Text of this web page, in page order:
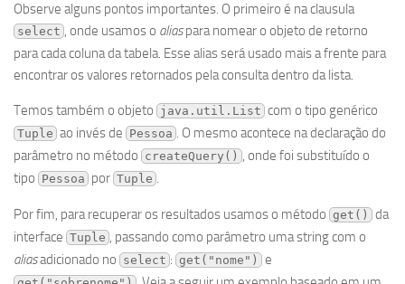
Observe alguns pontos importantes. O primeiro é na clausula
select , onde usamos o aliaspara nomear o objeto de retorno
para cada coluna da tabela. Esse alias será usado mais a frente para
encontrar os valores retornados pela consulta dentro da lista.
Temos também o objeto java.util.List com o tipo genérico
Tuple ao invés de Pessoa . O mesmo acontece na declaração do
parâmetro no método createQuery() , onde foi substituído o
tipo Pessoa por Tuple .
Por fim, para recuperar os resultados usamos o método get()
da
interface Tuple , passando como parâmetro uma string com o
aliasadicionado no select : get("nome") e